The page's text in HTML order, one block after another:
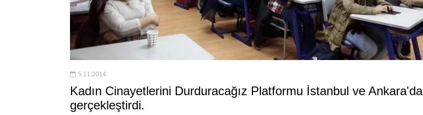
5.11.2014
Kadın Cinayetlerini Durduracağız Platformu İstanbul ve Ankara'da
gerçekleştirdi.